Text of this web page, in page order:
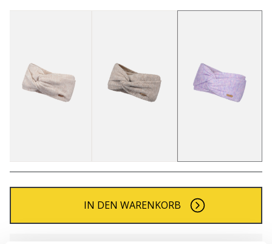
IN DEN WARENKORB